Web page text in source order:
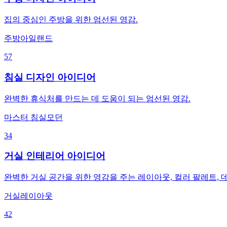
집의 중심인 주방을 위한 엄선된 영감.
주방아일랜드
57
침실 디자인 아이디어
완벽한 휴식처를 만드는 데 도움이 되는 엄선된 영감.
마스터 침실 모던
34
거실 인테리어 아이디어
완벽한 거실 공간을 위한 영감을 주는 레이아웃, 컬러 팔레트,
거실레이아웃
42